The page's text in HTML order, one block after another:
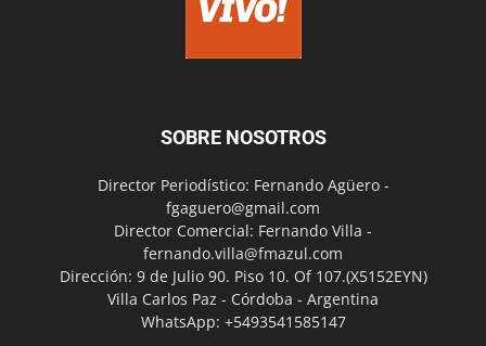
SOBRE NOSOTROS
Director Periodístico: Fernando Agüero -
fgaguero@gmail.com
Director Comercial: Fernando Villa -
fernando.villa@fmazul.com
Dirección: 9 de Julio 90. Piso 10. Of 107.(X5152EYN)
Villa Carlos Paz - Córdoba - Argentina
WhatsApp: +5493541585147